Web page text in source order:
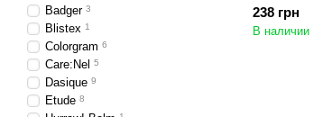
238 грн
В наличии
Badger 3
Blistex 1
Colorgram 6
Care:Nel 5
Dasique 9
Etude 8